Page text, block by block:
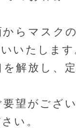
らマスク
いたしま
を解放し、
要望がござ
い。